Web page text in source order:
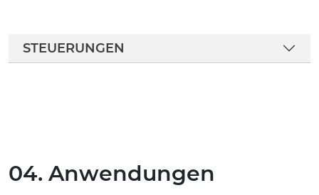
STEUERUNGEN
04. Anwendungen